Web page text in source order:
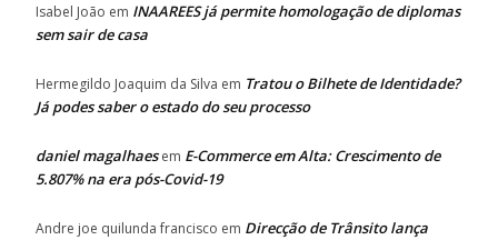
Isabel João em INAAREES já permite homologação de diplomas
sem sair de casa
Hermegildo Joaquim da Silva em Tratou o Bilhete de Identidade?
Já podes saber o estado do seu processo
daniel magalhaesem E-Commerce em Alta: Crescimento de
5.807% na era pós-Covid-19
Andre joe quilunda francisco em Direcção de Trânsito lança